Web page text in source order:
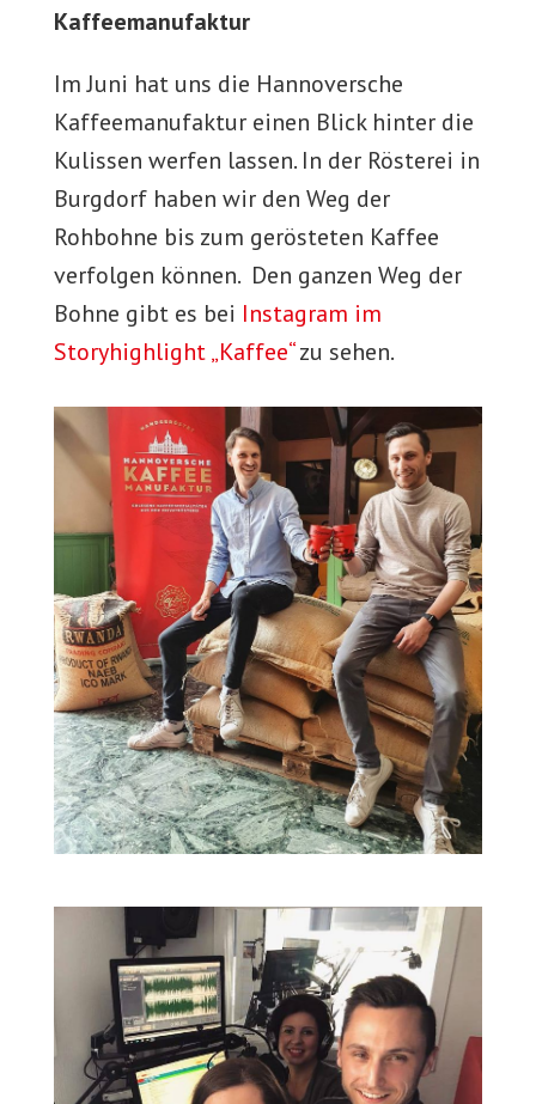
Kaffeemanufaktur
Im Juni hat uns die Hannoversche
Kaffeemanufaktur einen Blick hinter die
Kulissen werfen lassen. In der Rösterei in
Burgdorf haben wir den Weg der
Rohbohne bis zum gerösteten Kaffee
verfolgen können. Den ganzen Weg der
Bohne gibt es bei Instagram im
Storyhighlight „Kaffee“zu sehen.